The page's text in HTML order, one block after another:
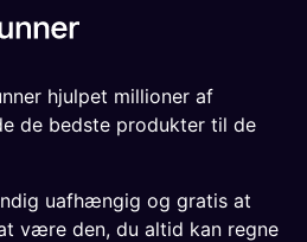
hjulpet millioner af
de bedste produkter til de
uafhængig og gratis at
være den, du altid kan regne